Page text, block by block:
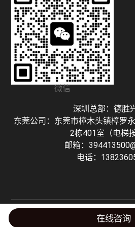
微信
深圳总部：德胜
东莞公司：东莞市樟木头镇樟罗
2栋401室（电梯
邮箱：
电话：
Copyright © 深圳市德胜兴电子有限公司 粤
Honhoo Tech
在线咨询